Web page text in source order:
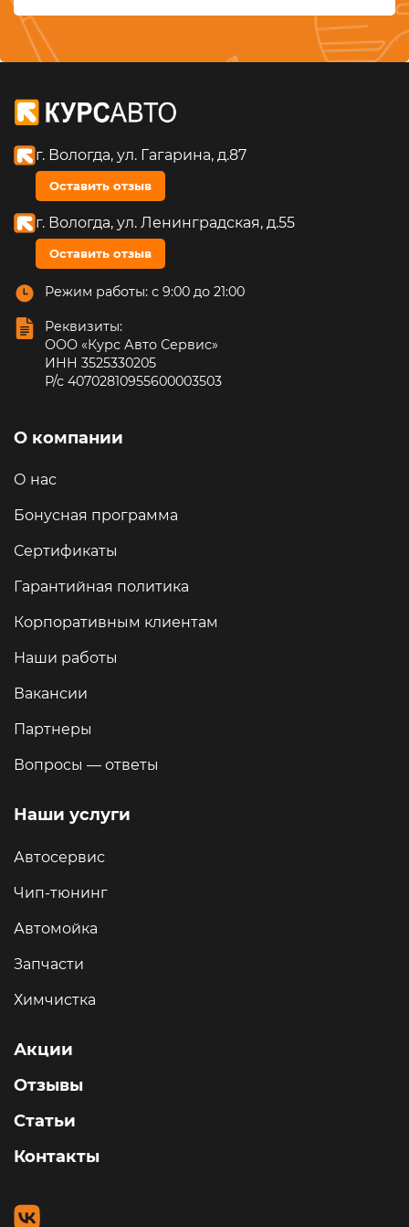
г. Вологда, ул. Гагарина, д.87
Оставить отзыв
г. Вологда, ул. Ленинградская, д.55
Оставить отзыв
Режим работы: с 9:00 до 21:00
Реквизиты:
ООО «Курс Авто Сервис»
ИНН 3525330205
Р/с 40702810955600003503
О компании
О нас
Бонусная программа
Сертификаты
Гарантийная политика
Корпоративным клиентам
Наши работы
Вакансии
Партнеры
Вопросы — ответы
Наши услуги
Автосервис
Чип-тюнинг
Автомойка
Запчасти
Химчистка
Акции
Отзывы
Статьи
Контакты